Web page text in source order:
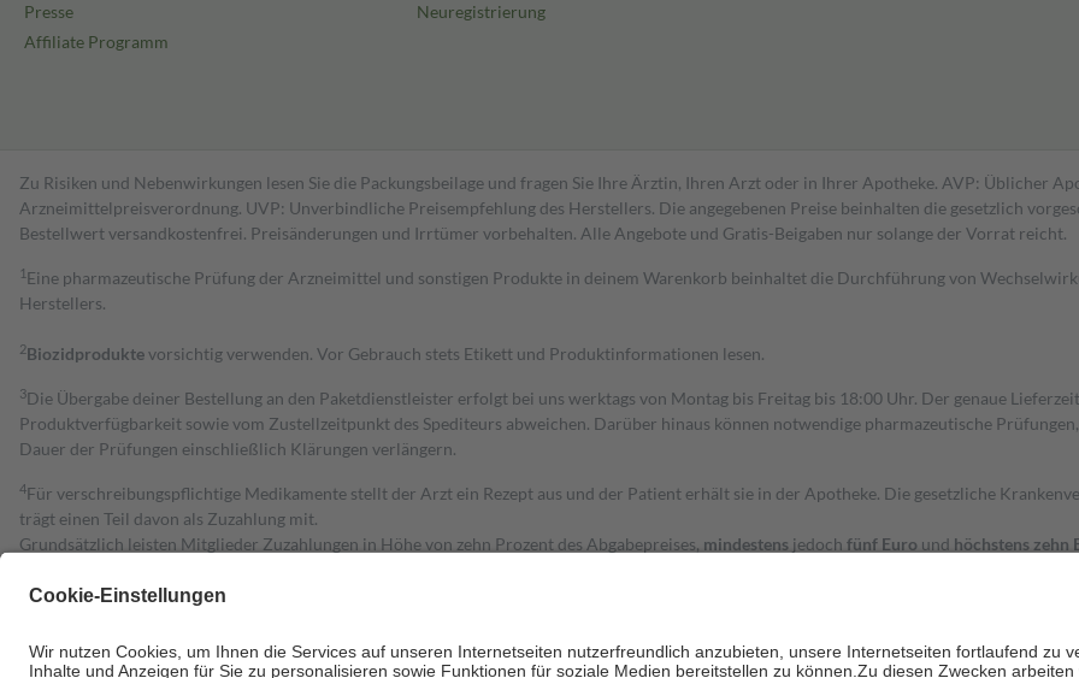
Presse
Affiliate Programm
Neuregistrierung
Zu Risiken und Nebenwirkungen lesen Sie die Packungsbeilage und fragen Sie Ihre Ärztin, Ihren Arzt oder in Ihrer Apotheke. AVP: Üblicher
Arzneimittelpreisverordnung. UVP: Unverbindliche Preisempfehlung des Herstellers. Die angegebenen Preise beinhalten die gesetzlich
Bestell­wert versand­kosten­frei. Preisänderungen und Irrtümer vorbehalten. Alle Angebote und Gratis-Beigaben nur solange der Vorrat reicht.
1 Eine pharmazeutische Prüfung der Arzneimittel und sonstigen Produkte in deinem Warenkorb beinhaltet die Durchführung von
Herstellers.
2Biozidproduktevorsichtig verwenden. Vor Gebrauch stets Etikett und Produktinformationen lesen.
3Die Übergabe deiner Bestellung an den Paketdienstleister erfolgt bei uns werktags von Montag bis Freitag bis 18:00 Uhr. Der genaue
Produktverfügbarkeit sowie vom Zustellzeitpunkt des Spediteurs abweichen. Darüber hinaus können notwendige pharmazeutische
Dauer der Prüfungen einschließlich Klärungen verlängern.
4Für verschreibungspflichtige Medikamente stellt der Arzt ein Rezept aus und der Patient erhält sie in der Apotheke. Die gesetzliche
trägt einen Teil davon als Zuzahlung mit.
Grundsätzlich leisten Mitglieder Zuzahlungen in Höhe von zehn Prozent des Abgabepreises, mindestens jedoch fünf Euro und höchstens zehn
Diese Regeln gelten grundsätzlich auch für Online-Apotheken.
Um das Engagement der Versicherten für ihre eigene Gesundheit zu stärken und die besondere Stellung der Familie zu unterstützen, fallen
• Kindern und Jugendlichen bis zum vollendeten 18. Lebensjahr mit Ausnahme der Fahrkosten